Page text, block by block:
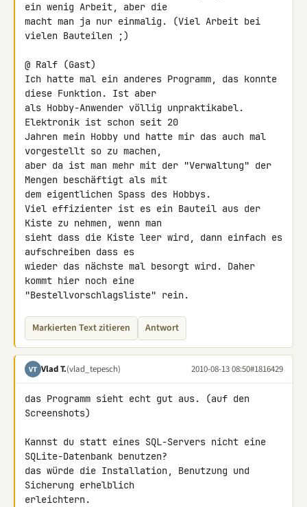
ein wenig Arbeit, aber die
macht man ja nur einmalig. (Viel Arbeit bei
vielen Bauteilen ;)
@ Ralf (Gast)
Ich hatte mal ein anderes Programm, das konnte
diese Funktion. Ist aber
als Hobby-Anwender völlig unpraktikabel.
Elektronik ist schon seit 20
Jahren mein Hobby und hatte mir das auch mal
vorgestellt so zu machen,
aber da ist man mehr mit der "Verwaltung" der
Mengen beschäftigt als mit
dem eigentlichen Spass des Hobbys.
Viel effizienter ist es ein Bauteil aus der
Kiste zu nehmen, wenn man
sieht dass die Kiste leer wird, dann einfach es
aufschreiben dass es
wieder das nächste mal besorgt wird. Daher
kommt hier noch eine
"Bestellvorschlagsliste" rein.
Markierten Text zitieren Antwort
VT Vlad T.(vlad_tepesch) 2010-08-13 08:50#1816429
das Programm sieht echt gut aus. (auf den
Screenshots)
Kannst du statt eines SQL-Servers nicht eine
SQLite-Datenbank benutzen?
das würde die Installation, Benutzung und
Sicherung erhelblich
erleichtern.